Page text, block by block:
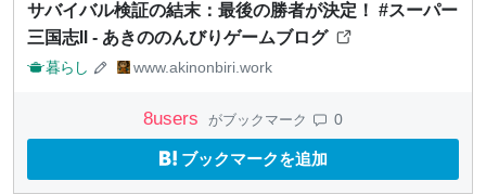
サバイバル検証の結末：最後の勝者が決定！ #スーパー
三国志Ⅱ - あきののんびりゲームブログ
暮らし www.akinonbiri.work
8users がブックマーク 0
ブックマークを追加